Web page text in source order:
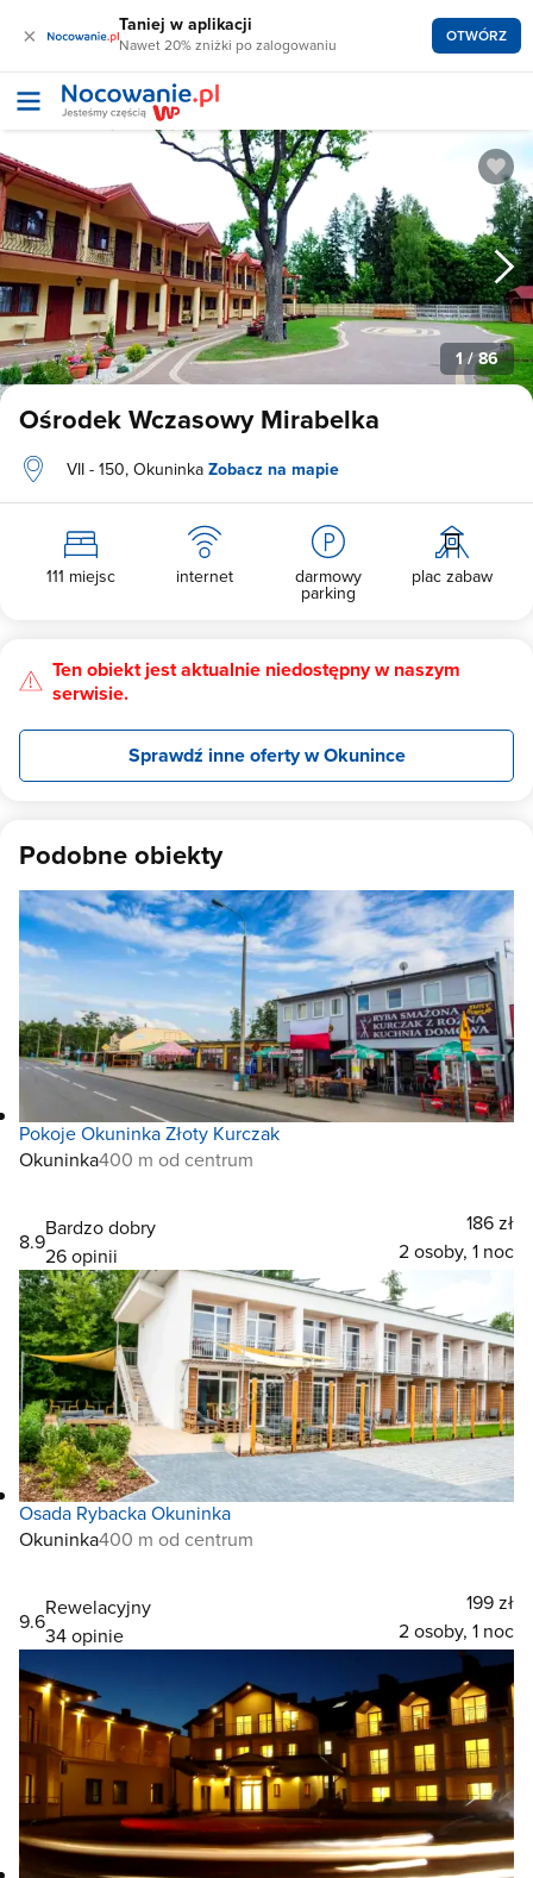
× Taniej w aplikacji
Nawet 20% zniżki po zalogowaniu OTWÓRZ
1/ 86
Ośrodek Wczasowy Mirabelka
VII - 150, Okuninka Zobacz na mapie
111 miejsc internet darmowy
parking
plac zabaw
Ten obiekt jest aktualnie niedostępny w naszym
serwisie.
Sprawdź inne oferty w Okunince
Podobne obiekty
Pokoje Okuninka Złoty Kurczak
Okuninka400 m od centrum
8.9
Bardzo dobry
26 opinii
186 zł
2 osoby, 1 noc
Osada Rybacka Okuninka
Okuninka400 m od centrum
9.6
Rewelacyjny
34 opinie
199 zł
2 osoby, 1 noc